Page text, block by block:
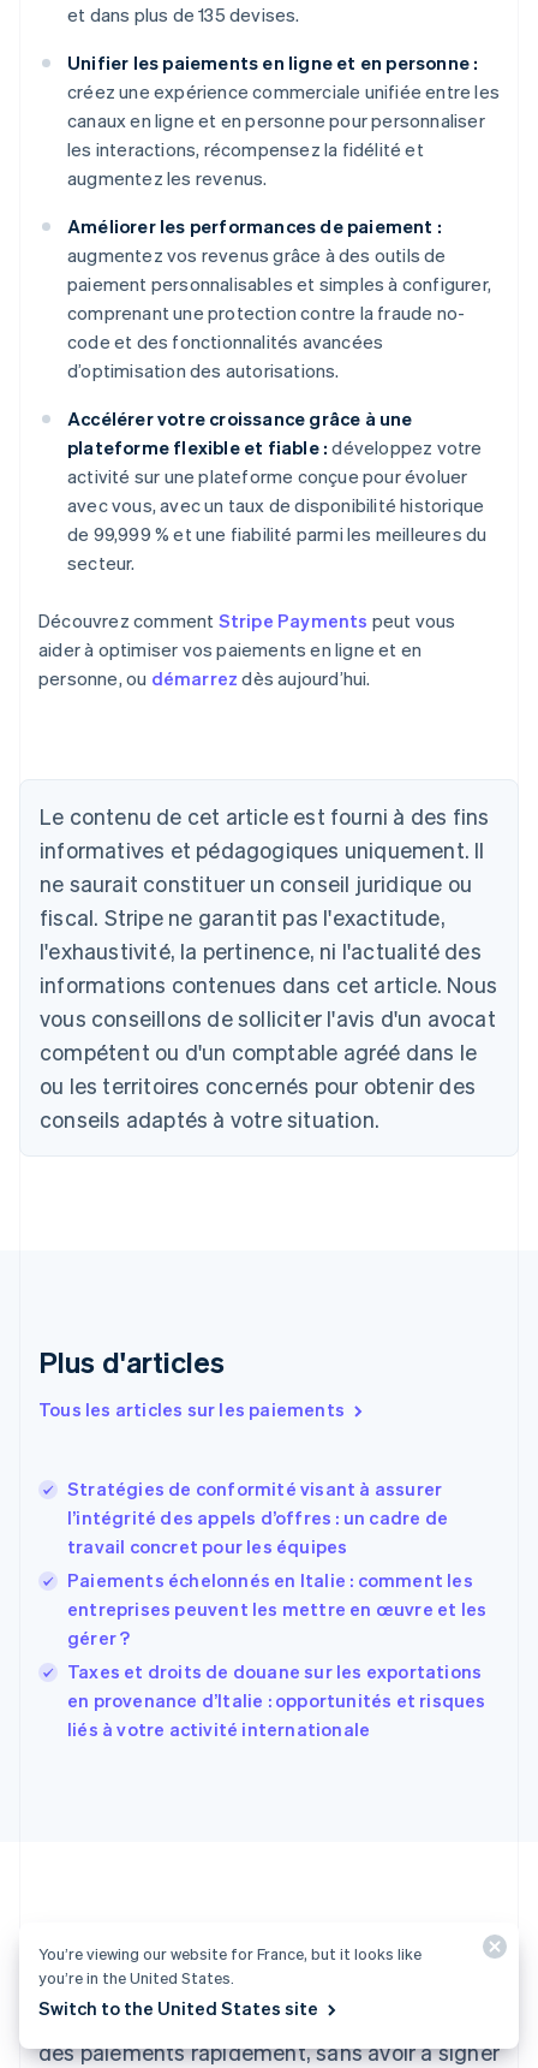
et dans plus de 135 devises.
Unifier les paiements en ligne et en personne :
créez une expérience commerciale unifiée entre les
canaux en ligne et en personne pour personnaliser
les interactions, récompensez la fidélité et
augmentez les revenus.
Améliorer les performances de paiement :
augmentez vos revenus grâce à des outils de
paiement personnalisables et simples à configurer,
comprenant une protection contre la fraude no-
code et des fonctionnalités avancées
d’optimisation des autorisations.
Accélérer votre croissance grâce à une
plateforme flexible et fiable : développez votre
activité sur une plateforme conçue pour évoluer
avec vous, avec un taux de disponibilité historique
de 99,999 % et une fiabilité parmi les meilleures du
secteur.
Découvrez comment Stripe Payments peut vous
aider à optimiser vos paiements en ligne et en
personne, ou démarrez dès aujourd’hui.
Le contenu de cet article est fourni à des fins
informatives et pédagogiques uniquement. Il
ne saurait constituer un conseil juridique ou
fiscal. Stripe ne garantit pas l'exactitude,
l'exhaustivité, la pertinence, ni l'actualité des
informations contenues dans cet article. Nous
vous conseillons de solliciter l'avis d'un avocat
compétent ou d'un comptable agréé dans le
ou les territoires concernés pour obtenir des
conseils adaptés à votre situation.
Plus d'articles
Tous les articles sur les paiements
Stratégies de conformité visant à assurer
l’intégrité des appels d’offres : un cadre de
travail concret pour les équipes
Paiements échelonnés en Italie : comment les
entreprises peuvent les mettre en œuvre et les
gérer ?
Taxes et droits de douane sur les exportations
en provenance d’Italie : opportunités et risques
liés à votre activité internationale
Envie de vous lancer ?
Créez un compte et commencez à accepter
des paiements rapidement, sans avoir à signer
Allemagne
Australie
English
Autriche
DeutschEnglish
Belgique
NederlandsFrançaisDeutsch English
Português English
Bulgarie
English
Canada
EnglishFrançais
English
Émirats arabes unis
Estonie
États-Unis
EnglishEspañol简体中文
Finlande
English Svenska
France
Français
Gibraltar
English
Grèce
Japon
日本語English
Lettonie
You’re viewing our website for France, but it looks like
you’re in the United States.
Switch to the United States site